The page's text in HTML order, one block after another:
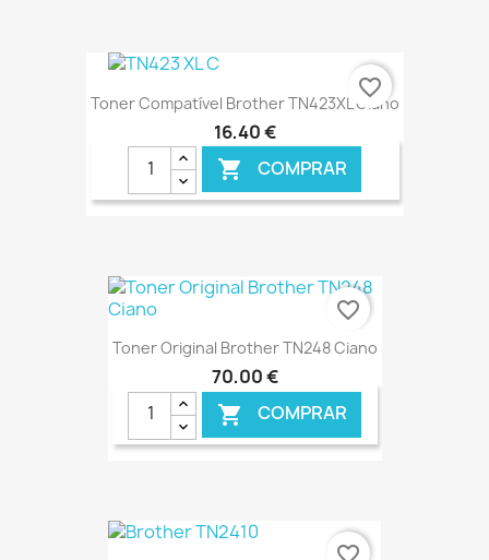
Toner Compatível Brother TN423XL Ciano
16,40 €
 COMPRAR
€ ONLINE
favorite_border
Toner Original Brother TN248 Ciano
70,00 €
 COMPRAR
favorite_border